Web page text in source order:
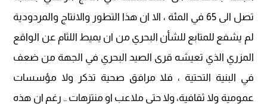
تصل الى 65 في المئة ، الا ان هذا التطور والانتاج والمردودية
لم يشفع للمتابع للشأن البحري من ان يميط اللثام عن الواقع
المزري الذي تعيشه قرى الصيد البحري في الجهة من ضعف
في البنية التحتية ، فلا مرافق صحية تذكر ولا مؤسسات
عمومية ولا ثقافية، ولا حتى ملاعب او منتزهات .. رغم ان هذه